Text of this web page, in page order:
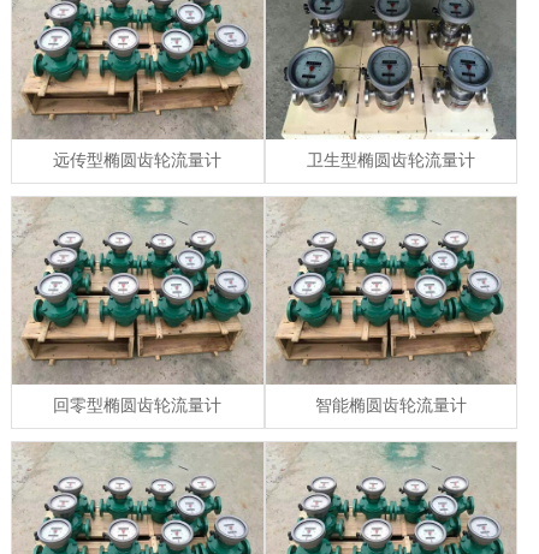
远传型椭圆齿轮流量计 卫生型椭圆齿轮流量计
回零型椭圆齿轮流量计 智能椭圆齿轮流量计